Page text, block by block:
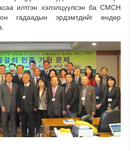
илтгэн хэлэлцүүлсэн ба СМСН
гадаадын эрдэмтдийг өндөр